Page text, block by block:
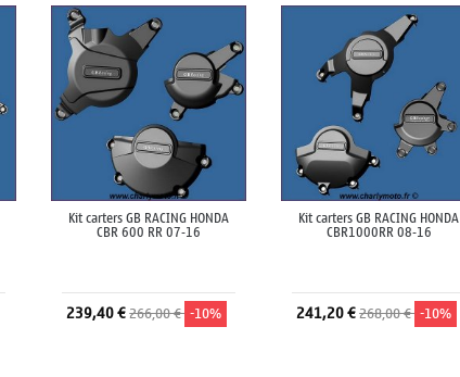
Kit carters GB RACING HONDA
CBR 600 RR 07-16
239,40 €266,00 € -10%
Kit carters GB RACING HONDA
CBR1000RR 08-16
241,20 €268,00 € -10%